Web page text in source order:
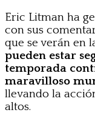
Eric Litman ha
con sus
que se verán en
pueden estar
temporada
maravilloso
llevando la
altos.